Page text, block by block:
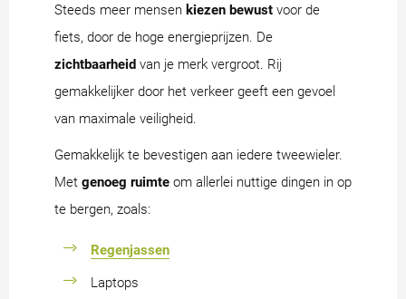
Steeds meer mensen kiezen bewust voor de
fiets, door de hoge energieprijzen. De
zichtbaarheid van je merk vergroot. Rij
gemakkelijker door het verkeer geeft een gevoel
van maximale veiligheid.
Gemakkelijk te bevestigen aan iedere tweewieler.
Met genoeg ruimte om allerlei nuttige dingen in op
te bergen, zoals:
Regenjassen
Laptops